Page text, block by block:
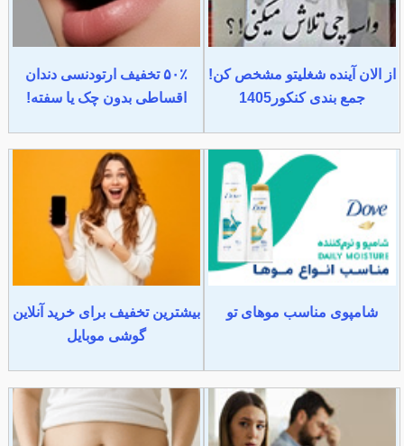
از الان آینده شغلیتو مشخص کن!
جمع بندی کنکور1405
۵۰٪ تخفیف ارتودنسی دندان
اقساطی بدون چک یا سفته!
شامپوی مناسب موهای تو
بیشترین تخفیف برای خرید آنلاین
گوشی موبایل